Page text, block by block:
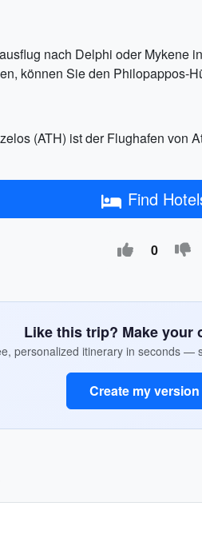
nach Delphi oder Mykene
können Sie den Philopappos-
(ATH) ist der Flughafen von
Find
0
Like this trip? Make your
personalized itinerary in seconds —
Create my version